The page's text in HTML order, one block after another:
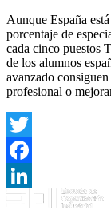
Aunque España
porcentaje de
cada cinco puestos
de los alumnos
avanzado
profesional o
Twitter
Facebook
LinkedIn